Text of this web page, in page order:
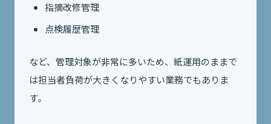
指摘改修管理
点検履歴管理
など、管理対象が非常に多いため、紙運用のままで
は担当者負荷が大きくなりやすい業務でもありま
す。